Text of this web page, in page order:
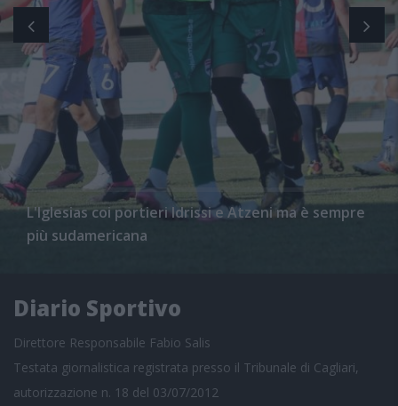
L'Iglesias coi portieri Idrissi e Atzeni ma è sempre
più sudamericana
Diario Sportivo
Direttore Responsabile Fabio Salis
Testata giornalistica registrata presso il Tribunale di Cagliari,
autorizzazione n. 18 del 03/07/2012